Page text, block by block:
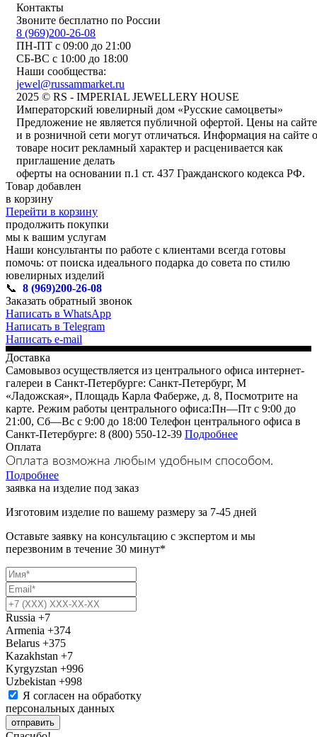
Контакты
Звоните бесплатно по России
8 (969)200-26-08
ПН-ПТ с 09:00 до 21:00
СБ-ВС с 10:00 до 18:00
Наши сообщества:
jewel@russammarket.ru
2025 © RS - IMPERIAL JEWELLERY HOUSE
Императорский ювелирный дом «Русские самоцветы»
Предложение не является публичной офертой. Цены на сайте
и в розничной сети могут отличаться. Информация на сайте о
товаре носит рекламный характер и расценивается как
приглашение делать
оферты на основании п.1 ст. 437 Гражданского кодекса РФ.
Товар добавлен
в корзину
Перейти в корзину
продолжить покупки
мы к вашим услугам
Наши консультанты по работе с клиентами всегда готовы
помочь: от поиска идеального подарка до совета по стилю
ювелирных изделий
📞 8 (969)200-26-08
Заказать обратный звонок
Написать в WhatsApp
Написать в Telegram
Написать e-mail
Доставка
Самовывоз осуществляется из центрального офиса интернет-
галереи в Санкт-Петербурге: Санкт-Петербург, М
«Ладожская», Площадь Карла Фаберже, д. 8, Посмотрите на
карте. Режим работы центрального офиса:Пн—Пт с 9:00 до
21:00, Сб—Вс с 9:00 до 18:00 Телефон центрального офиса в
Санкт-Петербурге: 8 (800) 550-12-39 Подробнее
Оплата
Оплата возможна любым удобным способом.
Подробнее
заявка на изделие под заказ
Изготовим изделие по вашему размеру за 7-45 дней
Оставьте заявку на консультацию с экспертом и мы
перезвоним в течение 30 минут*
Russia +7
Armenia +374
Belarus +375
Kazakhstan +7
Kyrgyzstan +996
Uzbekistan +998
Я согласен на обработку
персональных данных
отправить